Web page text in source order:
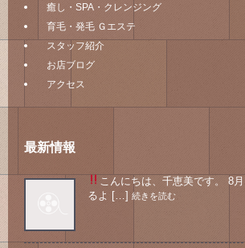
癒し・SPA・クレンジング
育毛・発毛 Ｇエステ
スタッフ紹介
お店ブログ
アクセス
最新情報
こんにちは、千恵美です。 8
るよ […] 続きを読む